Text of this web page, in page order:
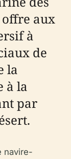
offre aux
à
de
la
à la
par
navire-